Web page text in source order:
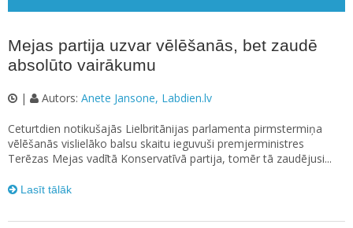
Mejas partija uzvar vēlēšanās, bet zaudē
absolūto vairākumu
| Autors: Anete Jansone, Labdien.lv
Ceturtdien notikušajās Lielbritānijas parlamenta pirmstermiņa
vēlēšanās vislielāko balsu skaitu ieguvuši premjerministres
Terēzas Mejas vadītā Konservatīvā partija, tomēr tā zaudējusi...
Lasīt tālāk